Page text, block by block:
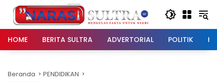
Langsung
konten
HOME
BERITA SULTRA ADVERTORIAL POLITIK
Beranda PENDIDIKAN